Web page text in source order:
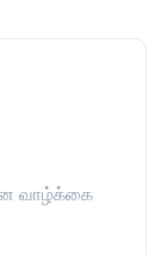
வாழ்க்கை